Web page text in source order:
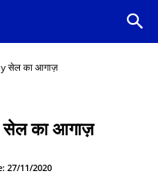
सेल का आगाज़
का आगाज़
27/11/2020